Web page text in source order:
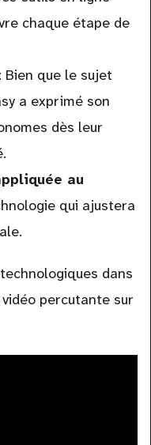
chaque étape de
: Bien que le sujet
a exprimé son
dès leur
au
qui ajustera
dans
percutante sur